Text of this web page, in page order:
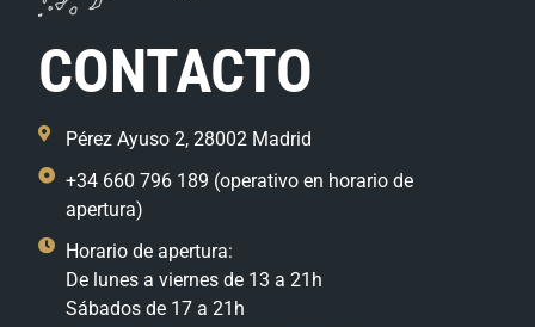
CONTACTO
Pérez Ayuso 2, 28002 Madrid
+34 660 796 189 (operativo en horario de
apertura)
Horario de apertura:
De lunes a viernes de 13 a 21h
Sábados de 17 a 21h